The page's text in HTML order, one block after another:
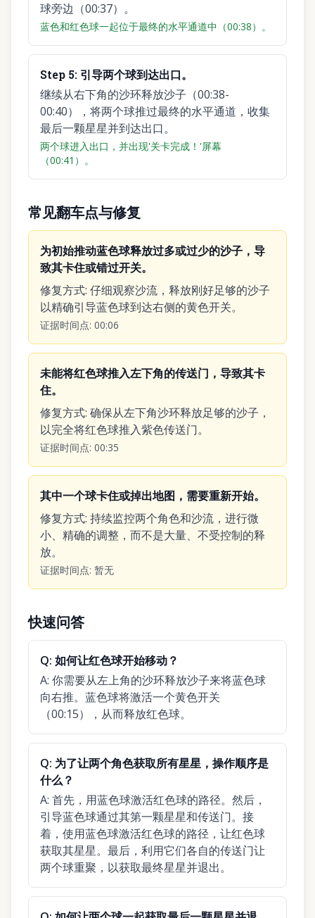
球旁边（00:37）。
蓝色和红色球一起位于最终的水平通道中（00:38）。
Step 5: 引导两个球到达出口。
继续从右下角的沙环释放沙子（00:38-
00:40），将两个球推过最终的水平通道，收集
最后一颗星星并到达出口。
两个球进入出口，并出现'关卡完成！'屏幕
（00:41）。
常见翻车点与修复
为初始推动蓝色球释放过多或过少的沙子，导
致其卡住或错过开关。
修复方式: 仔细观察沙流，释放刚好足够的沙子
以精确引导蓝色球到达右侧的黄色开关。
证据时间点: 00:06
未能将红色球推入左下角的传送门，导致其卡
住。
修复方式: 确保从左下角沙环释放足够的沙子，
以完全将红色球推入紫色传送门。
证据时间点: 00:35
其中一个球卡住或掉出地图，需要重新开始。
修复方式: 持续监控两个角色和沙流，进行微
小、精确的调整，而不是大量、不受控制的释
放。
证据时间点: 暂无
快速问答
Q: 如何让红色球开始移动？
A: 你需要从左上角的沙环释放沙子来将蓝色球
向右推。蓝色球将激活一个黄色开关
（00:15），从而释放红色球。
Q: 为了让两个角色获取所有星星，操作顺序是
什么？
A: 首先，用蓝色球激活红色球的路径。然后，
引导蓝色球通过其第一颗星星和传送门。接
着，使用蓝色球激活红色球的路径，让红色球
获取其星星。最后，利用它们各自的传送门让
两个球重聚，以获取最终星星并退出。